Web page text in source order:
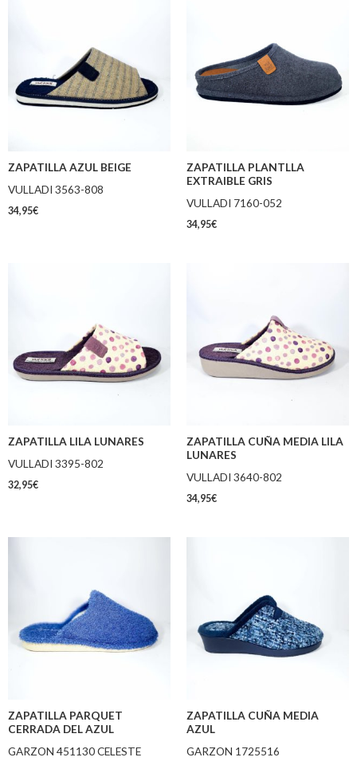
ZAPATILLA AZUL BEIGE
VULLADI 3563-808
34,95€
ZAPATILLA PLANTLLA
EXTRAIBLE GRIS
VULLADI 7160-052
34,95€
ZAPATILLA LILA LUNARES
VULLADI 3395-802
32,95€
ZAPATILLA CUÑA MEDIA LILA
LUNARES
VULLADI 3640-802
34,95€
ZAPATILLA PARQUET
CERRADA DEL AZUL
GARZON 451130 CELESTE
ZAPATILLA CUÑA MEDIA
AZUL
GARZON 1725516